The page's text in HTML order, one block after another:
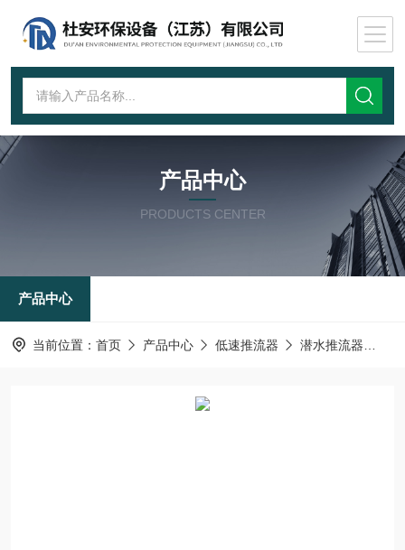
产品中心
PRODUCTS CENTER
产品中心
当前位置： 首页 产品中心 低速推流器 潜水推流器